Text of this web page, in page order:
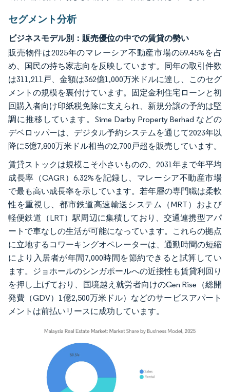
セグメント分析
ビジネスモデル別：販売優位の中での賃貸の勢い
販売物件は2025年のマレーシア不動産市場の59.45%を占
め、国民の持ち家志向を反映しています。同年の取引件数
は311,211戸、金額は362億1,000万米ドルに達し、このセグ
メントの規模を裏付けています。固定金利住宅ローンと初
回購入者向け印紙税免除に支えられ、新規分譲の予約は堅
調に推移しています。Sime Darby Property Berhad などの
デベロッパーは、デジタル予約システムを通じて2023年以
降に5億7,800万米ドル相当の2,700戸超を販売しています。
賃貸ストックは規模こそ小さいものの、2031年まで年平均
成長率（CAGR）6.32%を記録し、マレーシア不動産市場
で最も高い成長率を示しています。若年層の専門職は柔軟
性を重視し、都市鉄道高速輸送システム（MRT）および
軽便鉄道（LRT）駅周辺に集積しており、交通連携型アパ
ートで車なしの生活が可能になっています。これらの拠点
に立地するコワーキングオペレーターは、通勤時間の短縮
により入居者が年間7,000時間を節約できると試算してい
ます。ジョホールのシンガポールへの近接性も賃貸利回り
を押し上げており、国境越え就労者向けのGen Rise（総開
発費（GDV）1億2,500万米ドル）などのサービスアパート
メントは前払いリースに成功しています。